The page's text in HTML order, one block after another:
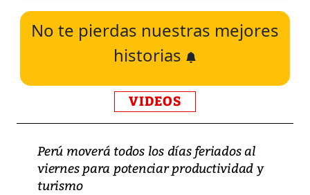
No te pierdas nuestras mejores
historias
VIDEOS
Perú moverá todos los días feriados al
viernes para potenciar productividad y
turismo